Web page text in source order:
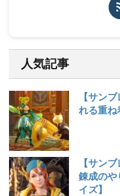
人気記事
【サン
れる重ね
【サン
錬成のや
イズ】